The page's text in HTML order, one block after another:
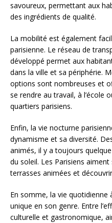
savoureux, permettant aux
des ingrédients de qualité.
La mobilité est également
parisienne. Le réseau de
développé permet aux
dans la ville et sa périphérie.
options sont nombreuses et
se rendre au travail, à l’école
quartiers parisiens.
Enfin, la vie nocturne
dynamisme et sa diversité.
animés, il y a toujours
du soleil. Les Parisiens
terrasses animées et
En somme, la vie quotidienne
unique en son genre. Entre
culturelle et gastronomique,